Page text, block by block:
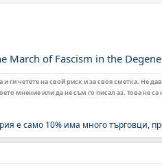
March of Fascism in the
четете на свой риск и за своя сметка. Не
мнение или да не съм го писал аз. Това не
е само 10% има много търговци,